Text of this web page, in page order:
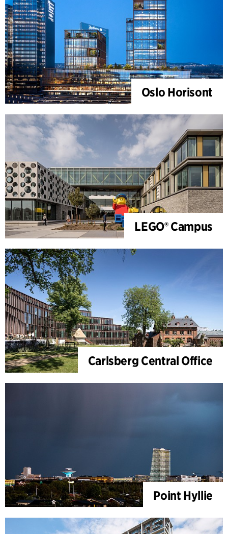
Oslo Horisont
LEGO® Campus
Carlsberg Central Office
Point Hyllie